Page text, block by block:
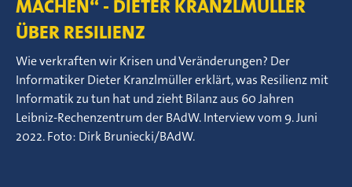
MACHEN“ - DIETER KRANZLMÜLLER
ÜBER RESILIENZ
Wie verkraften wir Krisen und Veränderungen? Der
Informatiker Dieter Kranzlmüller erklärt, was Resilienz mit
Informatik zu tun hat und zieht Bilanz aus 60 Jahren
Leibniz-Rechenzentrum der BAdW. Interview vom 9. Juni
2022. Foto: Dirk Bruniecki/BAdW.